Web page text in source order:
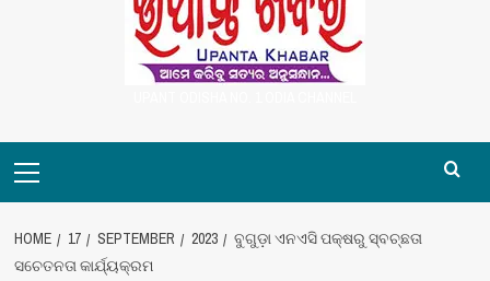
Menu
HOME 17 SEPTEMBER 2023
ବୁଗୁଡ଼ା ଏନଏସି ପକ୍ଷରୁ ସ୍ବଚ୍ଛତା
ସଚେତନତା କାର୍ଯ୍ୟକ୍ରମ